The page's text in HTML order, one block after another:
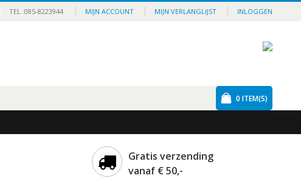
MIJN ACCOUNT MIJN VERLANGLIJST INLOGGEN
TEL :085-8223944
0 ITEM(S)
Gratis verzending
vanaf € 50,-